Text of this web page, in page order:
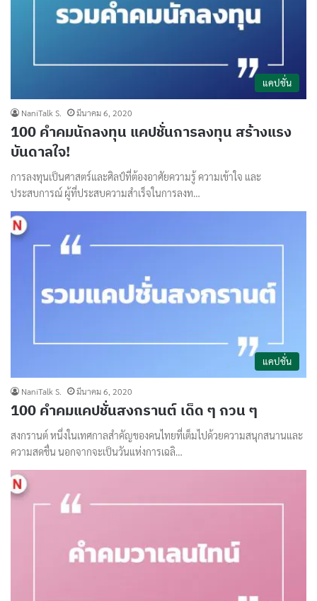
แคปชั่น
NaniTalk S. มีนาคม 6, 2020
100 คำคมนักลงทุน แคปชั่นการลงทุน สร้างแรง
บันดาลใจ!
การลงทุนเป็นศาสตร์และศิลป์ที่ต้องอาศัยความรู้ ความเข้าใจ และ
ประสบการณ์ ผู้ที่ประสบความสำเร็จในการลงท…
แคปชั่น
NaniTalk S. มีนาคม 6, 2020
100 คำคมแคปชั่นสงกรานต์ เด็ด ๆ กวน ๆ
สงกรานต์ หนึ่งในเทศกาลสำคัญของคนไทยที่เต็มไปด้วยความสนุกสนานและ
ความสดชื่น นอกจากจะเป็นวันแห่งการเฉลิ…